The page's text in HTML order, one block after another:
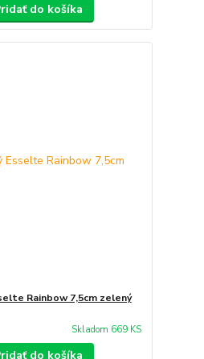
do košíka
Rainbow 7,5cm zelený
Skladom 669 KS
do košíka